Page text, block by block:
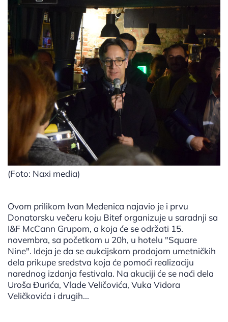
(Foto: Naxi media)
Ovom prilikom Ivan Medenica najavio je i prvu
Donatorsku večeru koju Bitef organizuje u saradnji sa
I&F McCann Grupom, a koja će se održati 15.
novembra, sa početkom u 20h, u hotelu "Square
Nine". Ideja je da se aukcijskom prodajom umetničkih
dela prikupe sredstva koja će pomoći realizaciju
narednog izdanja festivala. Na akuciji će se naći dela
Uroša Đurića, Vlade Veličovića, Vuka Vidora
Veličkovića i drugih...